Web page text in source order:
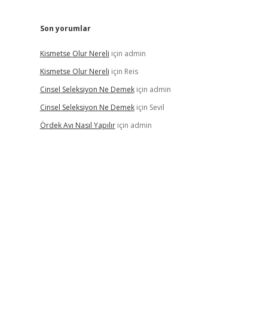
Son yorumlar
Kismetse Olur Nereli için admin
Kismetse Olur Nereli için Reis
Cinsel Seleksiyon Ne Demekiçin admin
Cinsel Seleksiyon Ne Demekiçin Sevil
Ördek Avı Nasıl Yapılıriçin admin